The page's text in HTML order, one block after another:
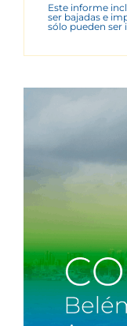
Este informe
ser bajadas e
sólo pueden